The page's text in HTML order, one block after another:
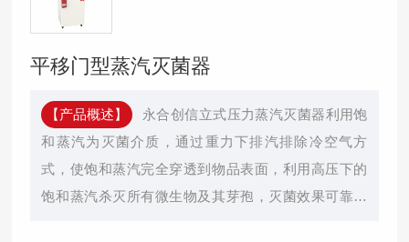
平移门型蒸汽灭菌器
【产品概述】
永合创信立式压力蒸汽灭菌器利用饱
和蒸汽为灭菌介质，通过重力下排汽排除冷空气方
式，使饱和蒸汽完全穿透到物品表面，利用高压下的
饱和蒸汽杀灭所有微生物及其芽孢，灭菌效果可靠，